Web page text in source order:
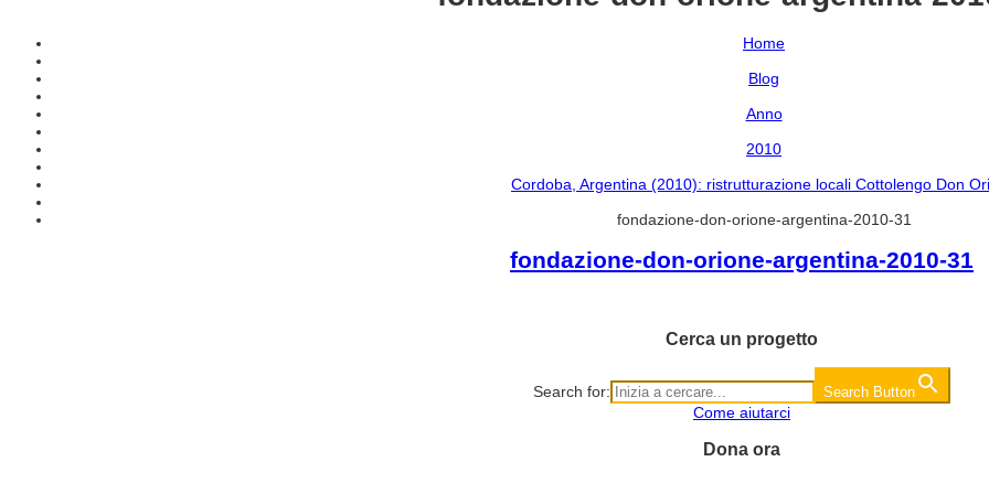
Home
Blog
Anno
2010
Cordoba, Argentina (2010): ristrutturazione locali Cottolengo Don
fondazione-don-orione-argentina-2010-31
fondazione-don-orione-argentina-2010-31
Cerca un progetto
Search for: Search Button
Come aiutarci
Dona ora